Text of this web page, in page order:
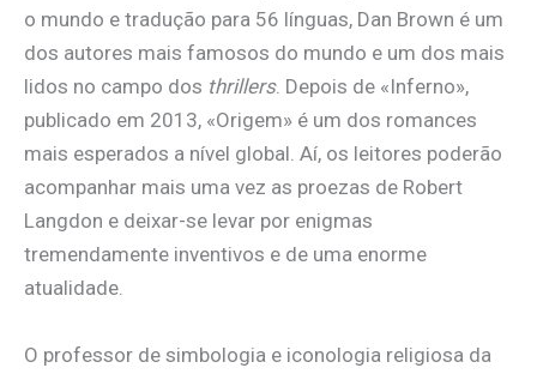
o mundo e tradução para 56 línguas, Dan Brown é um
dos autores mais famosos do mundo e um dos mais
lidos no campo dos thrillers. Depois de «Inferno»,
publicado em 2013, «Origem» é um dos romances
mais esperados a nível global. Aí, os leitores poderão
acompanhar mais uma vez as proezas de Robert
Langdon e deixar-se levar por enigmas
tremendamente inventivos e de uma enorme
atualidade.
O professor de simbologia e iconologia religiosa da